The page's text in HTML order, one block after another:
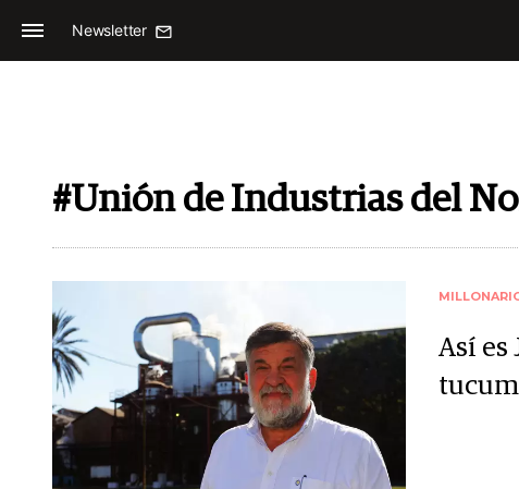
Newsletter
#Unión de Industrias del
Así es